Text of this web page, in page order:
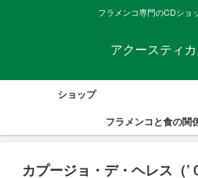
フラメンコ専門のCDショ
アクースティカ
ショップ
フラメンコと食の関
カプージョ・デ・ヘレス（’